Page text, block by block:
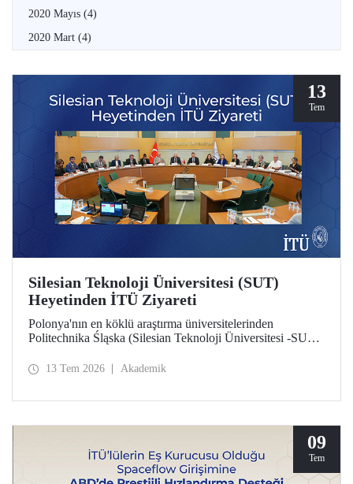
2020 Mayıs (4)
2020 Mart (4)
13
Tem
Silesian Teknoloji Üniversitesi (SUT)
Heyetinden İTÜ Ziyareti
Polonya'nın en köklü araştırma üniversitelerinden
Politechnika Śląska (Silesian Teknoloji Üniversitesi -SUT)
arasındaki potansiyel iş birlikleri üzerine değerlendirmelerin
13 Tem 2026 Akademik
09
Tem